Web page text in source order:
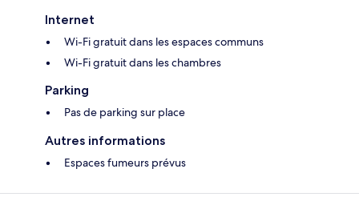
Internet
Wi-Fi gratuit dans les espaces communs
Wi-Fi gratuit dans les chambres
Parking
Pas de parking sur place
Autres informations
Espaces fumeurs prévus